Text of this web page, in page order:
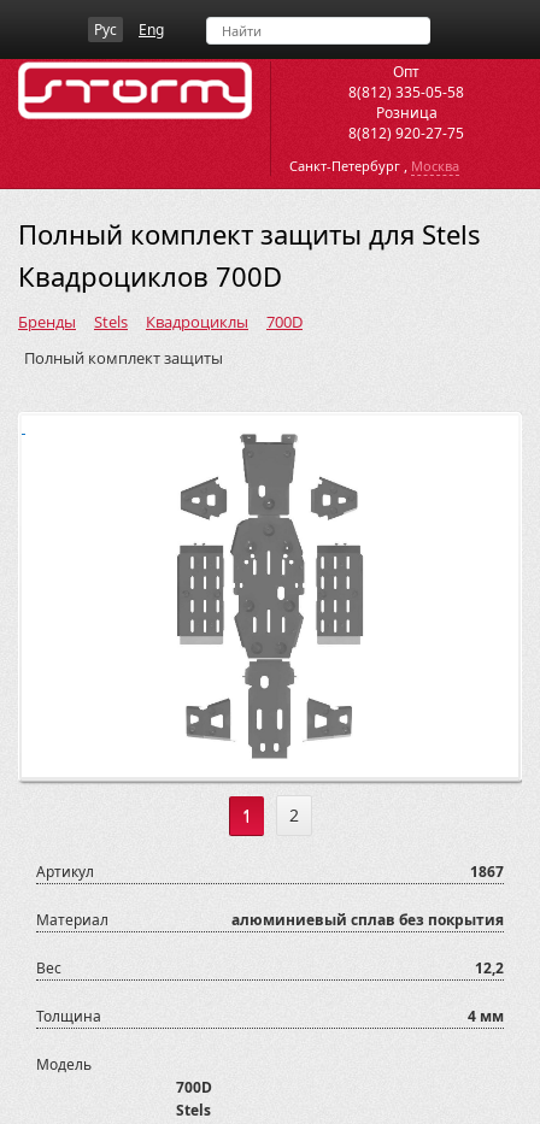
Рус Eng
Опт
8(812) 335-05-58
Розница
8(812) 920-27-75
Санкт-Петербург , Москва
Полный комплект защиты для Stels
Квадроциклов 700D
Бренды Stels Квадроциклы
700D
Полный комплект защиты
1 2
Артикул 1867
Материал алюминиевый сплав без покрытия
Вес 12,2
Толщина 4 мм
Модель
700D
Stels